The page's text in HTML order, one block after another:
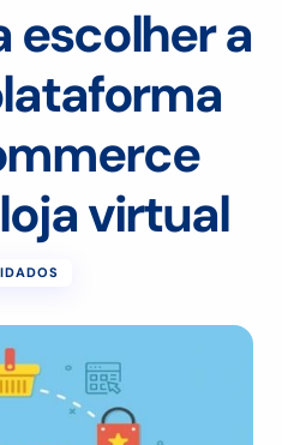
escolher a
virtual